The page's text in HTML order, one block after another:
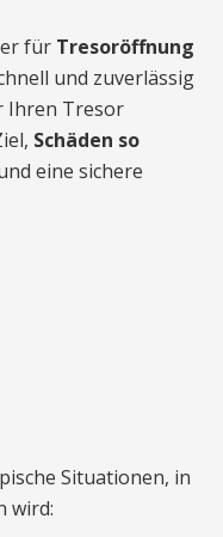
für Tresoröffnung
und zuverlässig
Ihren Tresor
Schäden so
eine sichere
Situationen, in
wird: